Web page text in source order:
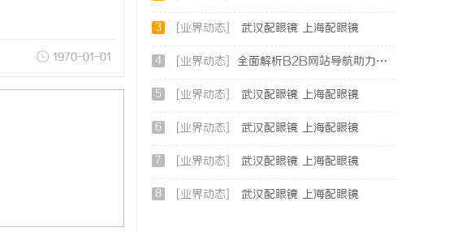
1970-01-01
3 [业界动态] 武汉配眼镜 上海配眼镜
4 [业界动态] 全面解析B2B网站导航助力企业高效对接商机
5 [业界动态] 武汉配眼镜 上海配眼镜
6 [业界动态] 武汉配眼镜 上海配眼镜
7 [业界动态] 武汉配眼镜 上海配眼镜
8 [业界动态] 武汉配眼镜 上海配眼镜